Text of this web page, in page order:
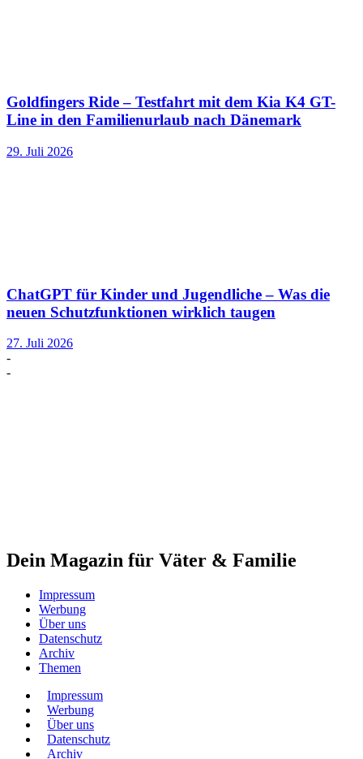
Goldfingers Ride – Testfahrt mit dem Kia K4 GT-
Line in den Familienurlaub nach Dänemark
29. Juli 2026
ChatGPT für Kinder und Jugendliche – Was die
neuen Schutzfunktionen wirklich taugen
27. Juli 2026
-
-
Dein Magazin für Väter & Familie
Impressum
Werbung
Über uns
Datenschutz
Archiv
Themen
Impressum
Werbung
Über uns
Datenschutz
Archiv